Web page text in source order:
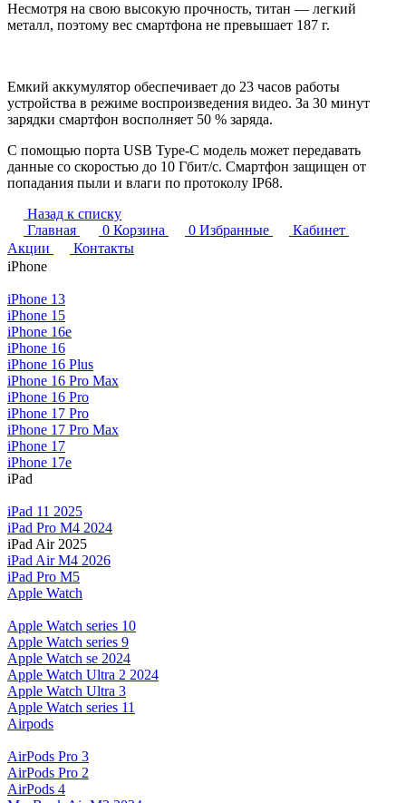
Несмотря на свою высокую прочность, титан — легкий
металл, поэтому вес смартфона не превышает 187 г.
Емкий аккумулятор обеспечивает до 23 часов работы
устройства в режиме воспроизведения видео. За 30 минут
зарядки смартфон восполняет 50 % заряда.
С помощью порта USB Type-C модель может передавать
данные со скоростью до 10 Гбит/с. Смартфон защищен от
попадания пыли и влаги по протоколу IP68.
Назад к списку
Главная
0 Корзина 0 Избранные
Кабинет
Акции
Контакты
iPhone
iPhone 13
iPhone 15
iPhone 16e
iPhone 16
iPhone 16 Plus
iPhone 16 Pro Max
iPhone 16 Pro
iPhone 17 Pro
iPhone 17 Pro Max
iPhone 17
iPhone 17e
iPad
iPad 11 2025
iPad Pro M4 2024
iPad Air 2025
iPad Air M4 2026
iPad Pro M5
Apple Watch
Apple Watch series 10
Apple Watch series 9
Apple Watch se 2024
Apple Watch Ultra 2 2024
Apple Watch Ultra 3
Apple Watch series 11
Airpods
AirPods Pro 3
AirPods Pro 2
AirPods 4